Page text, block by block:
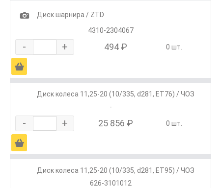
1
Диск шарнира / ZTD
4310-2304067
- + 494 ₽ 0 шт.
Ä
Диск колеса 11,25-20 (10/335, d281, ET76) / ЧОЗ
-
- + 25 856 ₽ 0 шт.
Ä
Диск колеса 11,25-20 (10/335, d281, ET95) / ЧОЗ
626-3101012